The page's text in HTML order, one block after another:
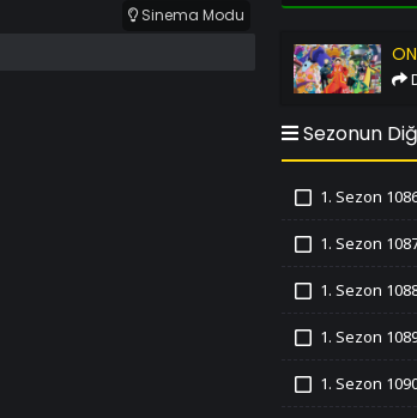
Sinema Modu
One Piece
Sezonun
1. Sezon
1. Sezon
1. Sezon
1. Sezon
1. Sezon